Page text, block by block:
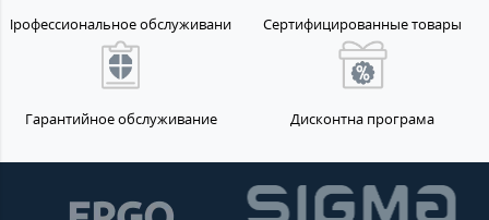
Профессиональное обслуживание Сертифицированные товары
Гарантийное обслуживание Дисконтна програма